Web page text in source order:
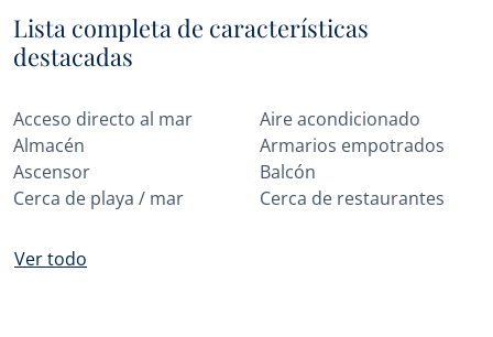
Lista completa de características
destacadas
Acceso directo al mar
Aire acondicionado
Almacén
Armarios empotrados
Ascensor
Balcón
Cerca de playa / mar
Cerca de restaurantes
Ver todo